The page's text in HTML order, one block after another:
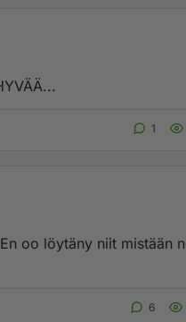
1
oo löytäny niit mistään
6